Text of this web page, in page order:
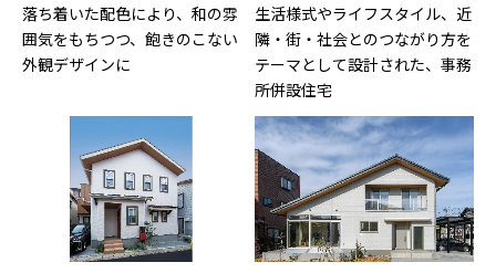
落ち着いた配色により、和の雰
囲気をもちつつ、飽きのこない
外観デザインに
生活様式やライフスタイル、近
隣・街・社会とのつながり方を
テーマとして設計された、事務
所併設住宅